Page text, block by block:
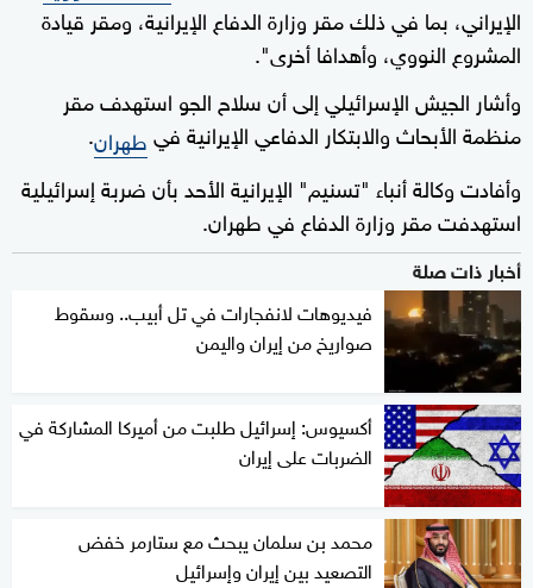
الإيراني، بما في ذلك مقر وزارة الدفاع الإيرانية، ومقر قيادة
المشروع النووي، وأهدافا أخرى".
وأشار الجيش الإسرائيلي إلى أن سلاح الجو استهدف مقر
منظمة الأبحاث والابتكار الدفاعي الإيرانية فيطهران.
وأفادت وكالة أنباء "تسنيم" الإيرانية الأحد بأن ضربة إسرائيلية
استهدفت مقر وزارة الدفاع في طهران.
أخبار ذات صلة
فيديوهات لانفجارات في تل أبيب.. وسقوط
صواريخ من إيران واليمن
أكسيوس: إسرائيل طلبت من أميركا المشاركة في
الضربات على إيران
محمد بن سلمان يبحث مع ستارمر خفض
التصعيد بين إيران وإسرائيل